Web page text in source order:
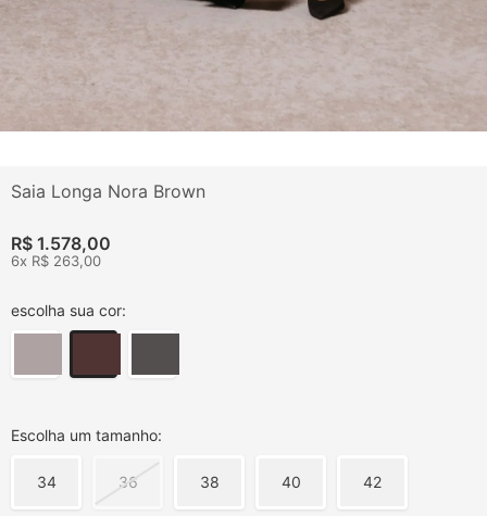
Saia Longa Nora Brown
R$ 1.578,00
6x R$ 263,00
escolha sua cor:
Escolha um tamanho:
34 36 38 40 42